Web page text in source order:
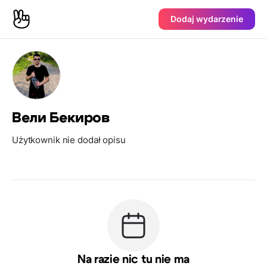
Dodaj wydarzenie
Вели Бекиров
Użytkownik nie dodał opisu
Na razie nic tu nie ma